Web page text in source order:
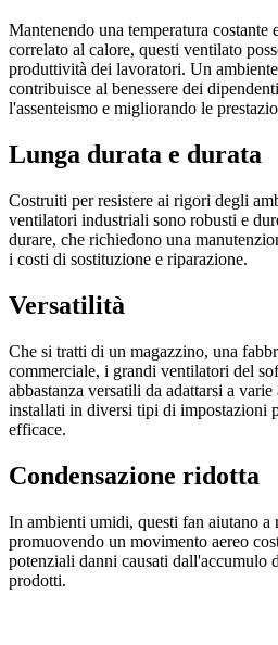
Mantenendo una temperatura costante
correlato al calore, questi ventilato
produttività dei lavoratori. Un
contribuisce al benessere dei
l'assenteismo e migliorando le
Lunga durata e durata
Costruiti per resistere ai rigori degli
ventilatori industriali sono robusti e
durare, che richiedono una
i costi di sostituzione e riparazione.
Versatilità
Che si tratti di un magazzino, una
commerciale, i grandi ventilatori del
abbastanza versatili da adattarsi a
installati in diversi tipi di impostazioni
efficace.
Condensazione ridotta
In ambienti umidi, questi fan aiutano a
promuovendo un movimento aereo
potenziali danni causati dall'accumulo
prodotti.